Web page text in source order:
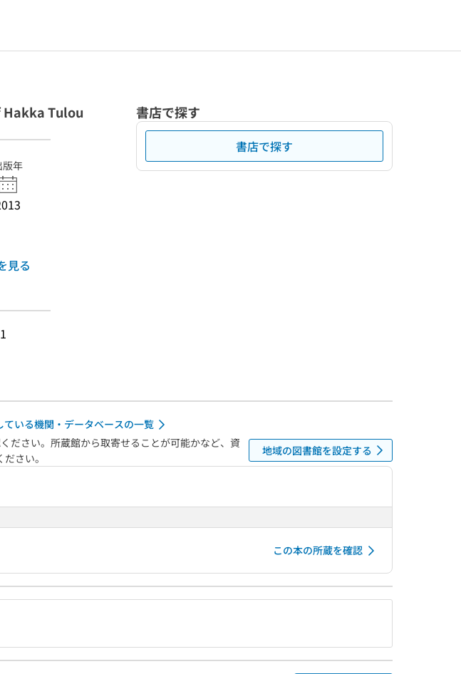
Tulou
版年
見る
書店で探す
書店で探す
ている機関・データベースの一覧
ださい。所蔵館から取寄せることが可能かなど、資
さい。
地域の図書館を設定する
この本の所蔵を確認